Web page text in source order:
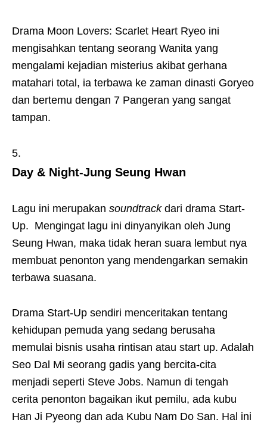
Drama Moon Lovers: Scarlet Heart Ryeo ini
mengisahkan tentang seorang Wanita yang
mengalami kejadian misterius akibat gerhana
matahari total, ia terbawa ke zaman dinasti Goryeo
dan bertemu dengan 7 Pangeran yang sangat
tampan.
Day & Night-Jung Seung Hwan
Lagu ini merupakan soundtrackdari drama Start-
Up. Mengingat lagu ini dinyanyikan oleh Jung
Seung Hwan, maka tidak heran suara lembut nya
membuat penonton yang mendengarkan semakin
terbawa suasana.
Drama Start-Up sendiri menceritakan tentang
kehidupan pemuda yang sedang berusaha
memulai bisnis usaha rintisan atau start up. Adalah
Seo Dal Mi seorang gadis yang bercita-cita
menjadi seperti Steve Jobs. Namun di tengah
cerita penonton bagaikan ikut pemilu, ada kubu
Han Ji Pyeong dan ada Kubu Nam Do San. Hal ini